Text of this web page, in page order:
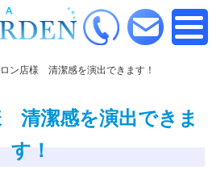
ン店様 清潔感を演出できます！
清潔感を演出できま
す！